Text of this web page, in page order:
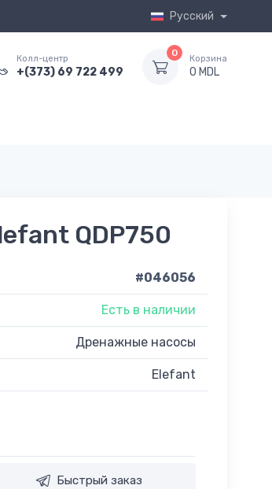
Русский
Колл-центр
+(373) 69 722 499
0
Корзина
0 MDL
QDP750
#046056
Есть в наличии
Дренажные насосы
Elefant
Быстрый заказ